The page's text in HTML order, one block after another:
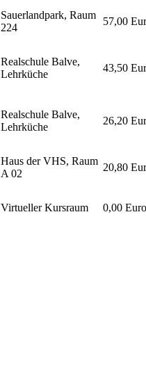
Sauerlandpark, Raum
224
57,00
Realschule Balve,
Lehrküche
43,50
Realschule Balve,
Lehrküche
26,20
Haus der VHS, Raum
A 02
20,80
Virtueller Kursraum 0,00 Euro